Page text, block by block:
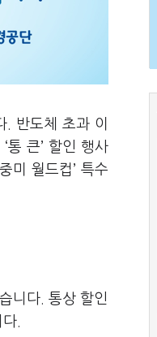
.
반도체 초과 이
‘통 큰’ 할인 행사
미 월드컵’특수
니다 통상 할인
다